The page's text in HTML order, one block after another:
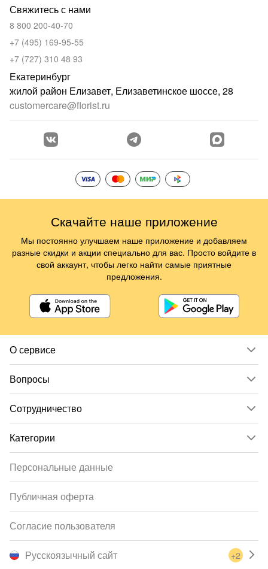
О сервисе
Вопросы
Сотрудничество
Категории
Свяжитесь с нами
8 800 200-40-70
+7 (495) 169-95-55
+7 (727) 310 48 93
Екатеринбург
жилой район Елизавет, Елизаветинское шоссе, 28
customercare@florist.ru
Русскоязычный сайт +2
Персональные данные
Публичная оферта
Согласие пользователя
Скачайте наше приложение
Мы постоянно улучшаем наше приложение и добавляем
разные скидки и акции специально для вас. Просто войдите в
свой аккаунт, чтобы легко найти самые приятные
предложения.